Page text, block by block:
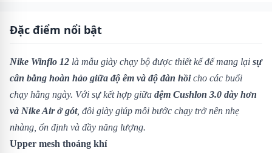
Đặc điểm nổi bật
Nike Winflo 12 là mẫu giày chạy bộ được thiết kế để mang lại sự
cân bằng hoàn hảo giữa độ êm và độ đàn hồicho các buổi
chạy hằng ngày. Với sự kết hợp giữa đệm Cushlon 3.0 dày hơn
và Nike Air ở gót, đôi giày giúp mỗi bước chạy trở nên nhẹ
nhàng, ổn định và đầy năng lượng.
Upper mesh thoáng khí